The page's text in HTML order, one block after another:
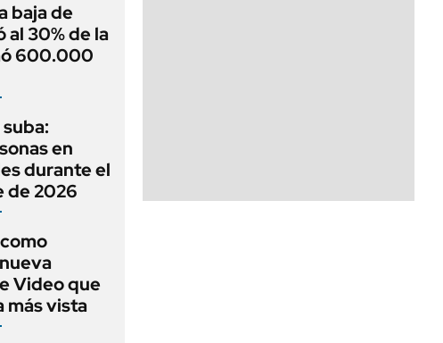
baja de
al 30% de la
600.000
en
durante el
de 2026
Video que
más vista